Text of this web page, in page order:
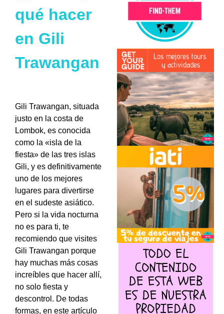
qué hacer
en Gili
Trawangan
Gili Trawangan, situada
justo en la costa de
Lombok, es conocida
como la «isla de la
fiesta» de las tres islas
Gili, y es definitivamente
uno de los mejores
lugares para divertirse
en el sudeste asiático.
Pero si la vida nocturna
no es para ti, te
recomiendo que visites
Gili Trawangan porque
hay muchas más cosas
increíbles que hacer allí,
no solo fiesta y
descontrol. De todas
formas, en este artículo